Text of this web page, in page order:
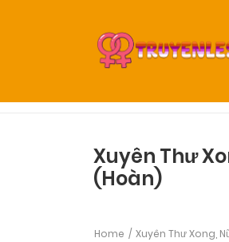
Xuyên Thư
(Hoàn)
Home Xuyên Thư Xong,